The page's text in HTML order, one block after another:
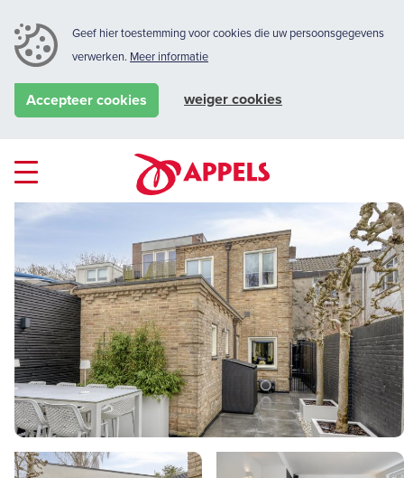
Geef hier toestemming voor cookies die uw persoonsgegevens
verwerken. Meer informatie
Accepteer cookies weiger cookies